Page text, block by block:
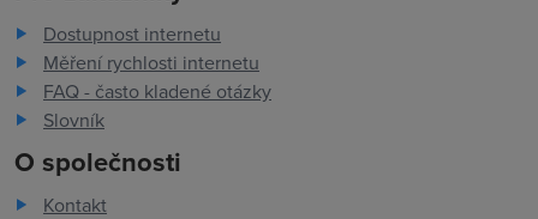
Dostupnost internetu
Měření rychlosti internetu
FAQ - často kladené otázky
Slovník
O společnosti
Kontakt